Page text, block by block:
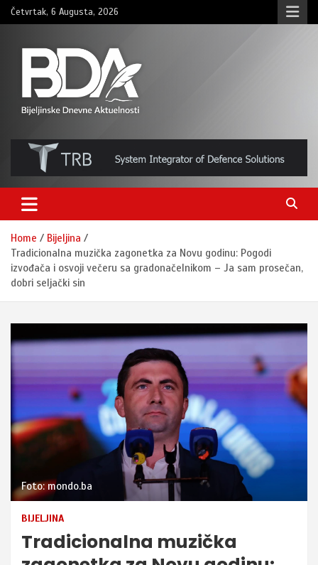
Skip
to
Četvrtak, 6 Augusta, 2026
BNDAN.com
Home
Bijeljina
Tradicionalna muzička zagonetka za Novu godinu: Pogodi
izvođača i osvoji večeru sa gradonačelnikom – Ja sam prosečan,
dobri seljački sin
Foto: mondo.ba
BIJELJINA
Tradicionalna muzička